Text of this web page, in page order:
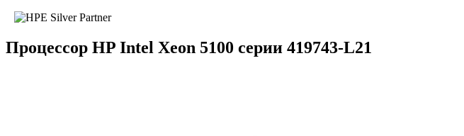
Процессор HP Intel Xeon 5100 серии 419743-L21